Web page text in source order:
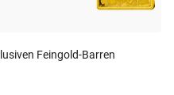
Feingold-Barren